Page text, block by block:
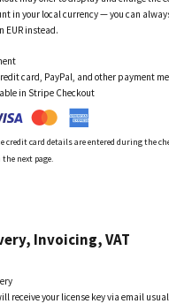
in your local currency — you can
EUR instead.
card, PayPal, and other payment
in Stripe Checkout
credit card details are entered during the
the next page.
Invoicing, VAT
receive your license key via email